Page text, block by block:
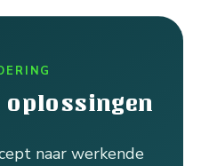
oplossingen
naar werkende